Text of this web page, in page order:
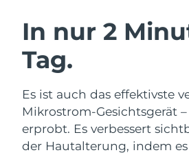
In nur 2
Tag.
Es ist auch das effektivste
Mikrostrom-Gesichtsgerät
erprobt. Es verbessert
der Hautalterung, indem
LUNA™ 4 Set
Anti-aging massage
BEAR™ 2 Set
Microcurrent toning
Österreich
Bahrain
Belgien
Bermuda